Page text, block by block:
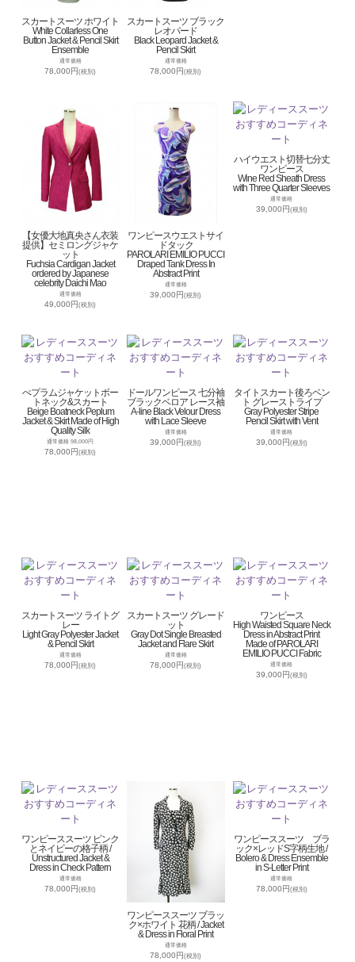
スカートスーツ ホワイト
White Collarless One
Button Jacket & Pencil Skirt
Ensemble
通常価格
78,000円(税別)
スカートスーツ ブラック
レオパード
Black Leopard Jacket &
Pencil Skirt
通常価格
78,000円(税別)
【女優大地真央さん衣装
提供】セミロングジャケ
ット
Fuchsia Cardigan Jacket
ordered by Japanese
celebrity Daichi Mao
通常価格
49,000円(税別)
ワンピースウエストサイ
ドタック
PAROLARI EMILIO PUCCI
Draped Tank Dress In
Abstract Print
通常価格
39,000円(税別)
ハイウエスト切替七分丈
ワンピース
Wine Red Sheath Dress
with Three Quarter Sleeves
通常価格
39,000円(税別)
ぺプラムジャケットボー
トネック&スカート
Beige Boatneck Peplum
Jacket & Skirt Made of High
Quality Silk
通常価格 98,000円
78,000円(税別)
ドールワンピース 七分袖
ブラックベロア レース袖
A-line Black Velour Dress
with Lace Sleeve
通常価格
39,000円(税別)
タイトスカート後ろベン
ト グレーストライプ
Gray Polyester Stripe
Pencil Skirt with Vent
通常価格
39,000円(税別)
スカートスーツ ライトグ
レー
Light Gray Polyester Jacket
& Pencil Skirt
通常価格
78,000円(税別)
スカートスーツ グレード
ット
Gray Dot Single Breasted
Jacket and Flare Skirt
通常価格
78,000円(税別)
ワンピース
High Waisted Square Neck
Dress in Abstract Print
Made of PAROLARI
EMILIO PUCCI Fabric
通常価格
39,000円(税別)
ワンピーススーツ ピンク
とネイビーの格子柄 /
Unstructured Jacket &
Dress in Check Pattern
通常価格
78,000円(税別)
ワンピーススーツ ブラッ
ク×ホワイト 花柄 / Jacket
& Dress in Floral Print
通常価格
78,000円(税別)
ワンピーススーツ ブラ
ック×レッドS字柄生地 /
Bolero & Dress Ensemble
in S-Letter Print
通常価格
78,000円(税別)